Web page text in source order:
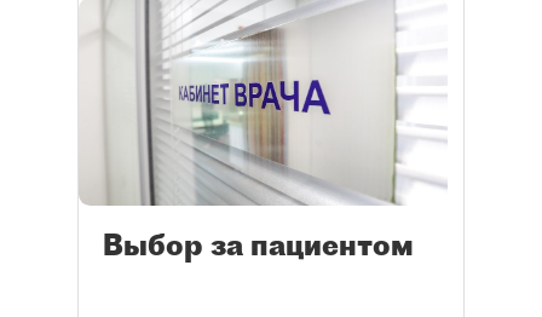
Выбор за пациентом